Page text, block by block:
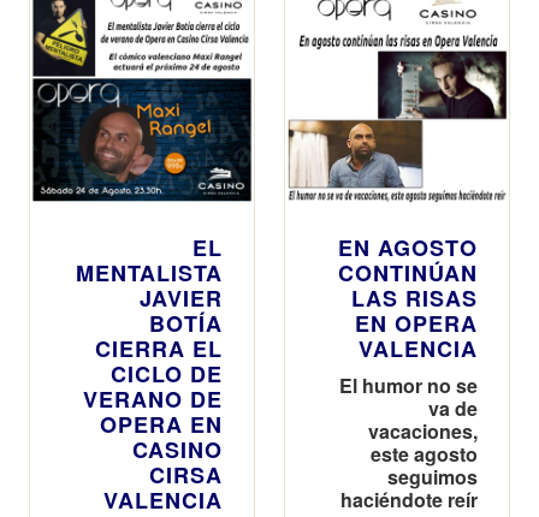
EL
MENTALISTA
JAVIER
BOTÍA
CIERRA EL
CICLO DE
VERANO DE
OPERA EN
CASINO
CIRSA
VALENCIA
EN AGOSTO
CONTINÚAN
LAS RISAS
EN OPERA
VALENCIA
El humor no se
va de
vacaciones,
este agosto
seguimos
haciéndote reír